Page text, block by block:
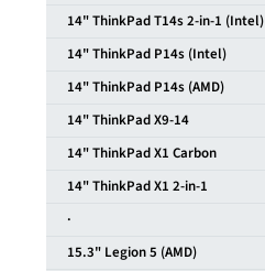
14" ThinkPad T14s 2-in-1 (Intel)
14" ThinkPad P14s (Intel)
14" ThinkPad P14s (AMD)
14" ThinkPad X9-14
14" ThinkPad X1 Carbon
14" ThinkPad X1 2-in-1
·
15.3" Legion 5 (AMD)